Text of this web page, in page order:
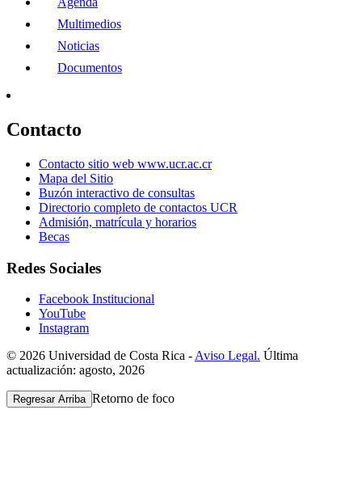
Multimedios
Noticias
Documentos
Contacto
Contacto sitio web www.ucr.ac.cr
Mapa del Sitio
Buzón interactivo de consultas
Directorio completo de contactos UCR
Admisión, matrícula y horarios
Becas
Redes Sociales
Facebook Institucional
YouTube
Instagram
© 2026 Universidad de Costa Rica - Aviso Legal. Última
actualización: agosto, 2026
Regresar Arriba Retorno de foco